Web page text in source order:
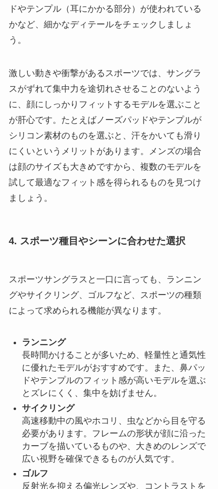
ドやテンプル（耳にかかる部分）が使われている
かなど、細かなディテールをチェックしましょ
う。
激しい動きや衝撃があるスポーツでは、サングラ
スがずれて集中力を途切れさせることのないよう
に、顔にしっかりフィットするモデルを選ぶこと
が肝心です。たとえばノーズパッドやテンプルが
シリコン素材のものを選ぶと、汗をかいても滑り
にくいというメリットがあります。メンズの場合
は顔のサイズも大きめですから、複数のモデルを
試して最適なフィット感を得られるものを見つけ
ましょう。
4. スポーツ種目やシーンに合わせた選択
スポーツサングラスと一口に言っても、ランニン
グやサイクリング、ゴルフなど、スポーツの種類
によって求められる機能が異なります。
ランニング
長時間かけることが多いため、軽量性と通気性
に優れたモデルがおすすめです。また、鼻パッ
ドやテンプルのフィット感が高いモデルを選ぶ
とズレにくく、集中を妨げません。
サイクリング
高速移動中の風やホコリ、虫などから目を守る
必要があります。フレームの形状が顔に沿った
カーブを描いているものや、大きめのレンズで
広い視野を確保できるものが人気です。
ゴルフ
反射光を抑える偏光レンズや、コントラストを